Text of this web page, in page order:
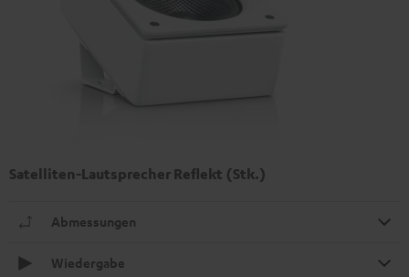
Satelliten-Lautsprecher Reflekt (Stk.)
Abmessungen
Wiedergabe